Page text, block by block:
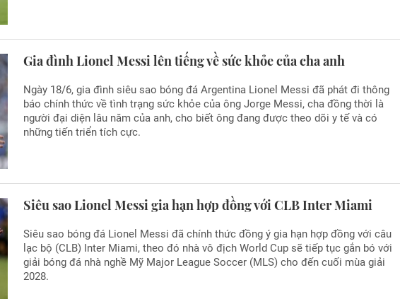
Gia đình Lionel Messi lên tiếng về sức khỏe của cha anh
Ngày 18/6, gia đình siêu sao bóng đá Argentina Lionel Messi đã phát đi thông
báo chính thức về tình trạng sức khỏe của ông Jorge Messi, cha đồng thời là
người đại diện lâu năm của anh, cho biết ông đang được theo dõi y tế và có
những tiến triển tích cực.
Siêu sao Lionel Messi gia hạn hợp đồng với CLB Inter Miami
Siêu sao bóng đá Lionel Messi đã chính thức đồng ý gia hạn hợp đồng với câu
lạc bộ (CLB) Inter Miami, theo đó nhà vô địch World Cup sẽ tiếp tục gắn bó với
giải bóng đá nhà nghề Mỹ Major League Soccer (MLS) cho đến cuối mùa giải
2028.